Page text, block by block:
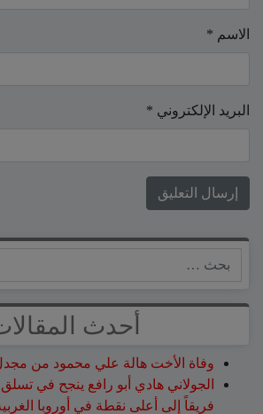
الاسم *
البريد الإلكتروني *
أحدث
وفاة الأخت هالة علي محمود من
الجولاني هادي أبو رافع ينجح في
فريقاً إلى أعلى نقطة في أوروبا